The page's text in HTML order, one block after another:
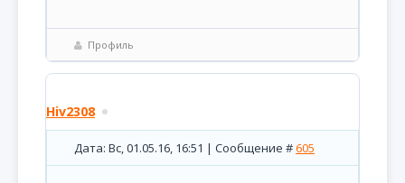
Профиль
Hiv2308
Дата: Вс, 01.05.16, 16:51 | Сообщение #605